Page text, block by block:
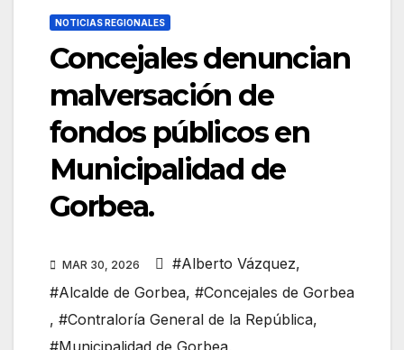
NOTICIAS REGIONALES
Concejales denuncian
malversación de
fondos públicos en
Municipalidad de
Gorbea.
MAR 30, 2026 #Alberto Vázquez,
#Alcalde de Gorbea, #Concejales de Gorbea
, #Contraloría General de la República,
#Municipalidad de Gorbea,